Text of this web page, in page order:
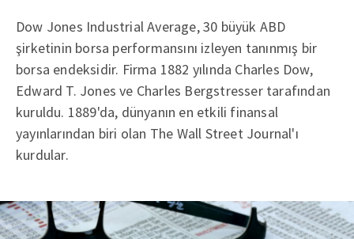
Dow Jones Industrial Average, 30 büyük ABD
şirketinin borsa performansını izleyen tanınmış bir
borsa endeksidir. Firma 1882 yılında Charles Dow,
Edward T. Jones ve Charles Bergstresser tarafından
kuruldu. 1889'da, dünyanın en etkili finansal
yayınlarından biri olan The Wall Street Journal'ı
kurdular.